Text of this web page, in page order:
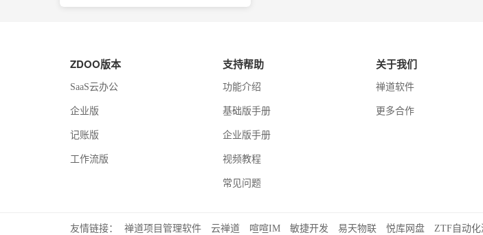
ZDOO版本
SaaS云办公
企业版
记账版
工作流版
支持帮助
功能介绍
基础版手册
企业版手册
视频教程
常见问题
关于我们
禅道软件
更多合作
友情链接： 禅道项目管理软件 云禅道 喧喧IM 敏捷开发 易天物联 悦库网盘 ZTF自动化